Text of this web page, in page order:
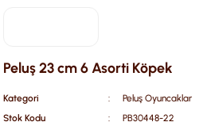
Peluş 23 cm 6 Asorti Köpek
Kategori
Peluş Oyuncaklar
Stok Kodu
PB30448-22